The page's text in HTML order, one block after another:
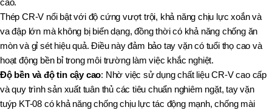
cao.
Thép CR-V nổi bật với độ cứng vượt trội, khả năng chịu lực xoắn và
va đập lớn mà không bị biến dạng, đồng thời có khả năng chống ăn
mòn và gỉ sét hiệu quả. Điều này đảm bảo tay vặn có tuổi thọ cao và
hoạt động bền bỉ trong môi trường làm việc khắc nghiệt.
Độ bền và độ tin cậy cao: Nhờ việc sử dụng chất liệu CR-V cao cấp
và quy trình sản xuất tuân thủ các tiêu chuẩn nghiêm ngặt, tay vặn
tuýp KT-08 có khả năng chống chịu lực tác động mạnh, chống mài